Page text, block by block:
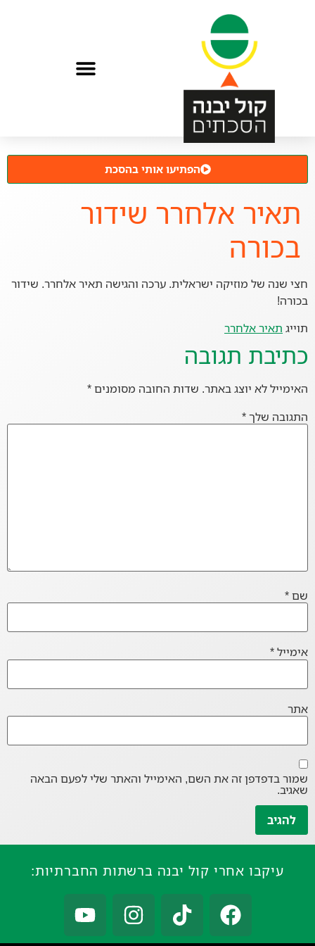
הפתיעו אותי בהסכת
תאיר אלחרר שידור
בכורה
חצי שנה של מוזיקה ישראלית. ערכה והגישה תאיר אלחרר. שידור
בכורה!
תוייג תאיר אלחרר
כתיבת תגובה
האימייל לא יוצג באתר. שדות החובה מסומנים*
התגובה שלך*
שם*
אימייל*
אתר
שמור בדפדפן זה את השם, האימייל והאתר שלי לפעם הבאה
שאגיב.
עיקבו אחרי קול יבנה ברשתות החברתיות: